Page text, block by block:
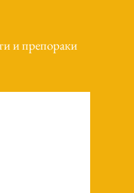
и препораки